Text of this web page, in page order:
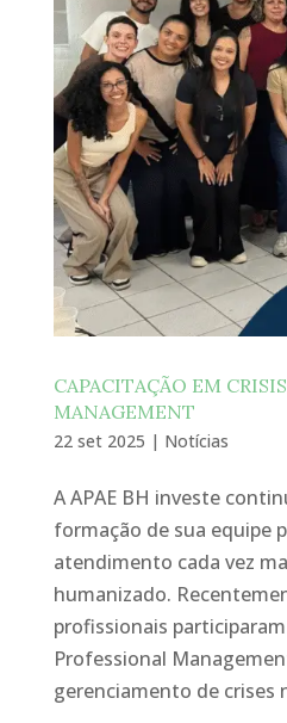
CAPACITAÇÃO EM
MANAGEMENT
22 set 2025 | Notícias
A APAE BH investe
formação de sua equipe
atendimento cada vez
humanizado.
profissionais
Professional
gerenciamento de crises